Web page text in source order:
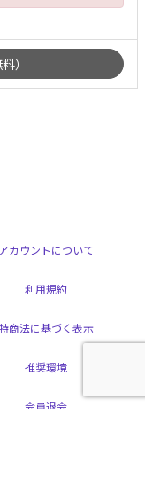
アカウントについて
利用規約
商法に基づく表示
推奨環境
会員退会